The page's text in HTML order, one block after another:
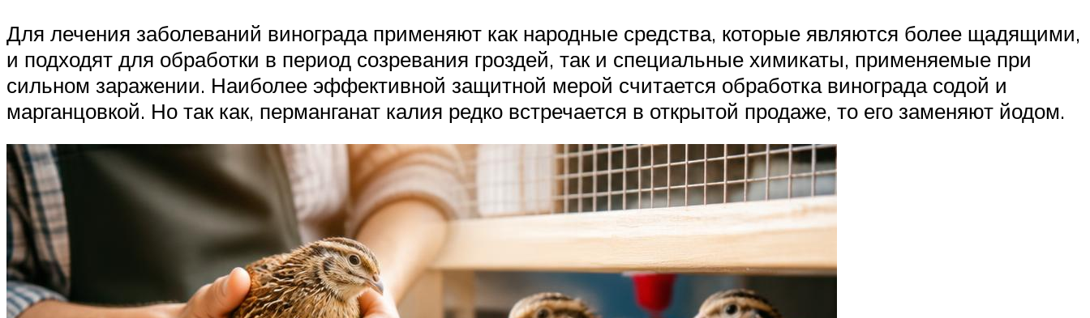
Для лечения заболеваний винограда применяют как народные средства, которые являются более щадящими,
и подходят для обработки в период созревания гроздей, так и специальные химикаты, применяемые при
сильном заражении. Наиболее эффективной защитной мерой считается обработка винограда содой и
марганцовкой. Но так как, перманганат калия редко встречается в открытой продаже, то его заменяют йодом.